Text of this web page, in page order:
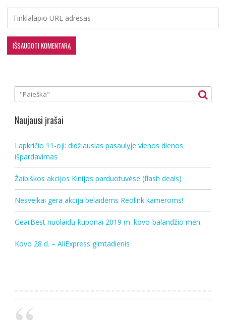
Naujausi įrašai
Lapkričio 11-oji: didžiausias pasaulyje vienos dienos
išpardavimas
Žaibiškos akcijos Kinijos parduotuvėse (flash deals)
Nesveikai gera akcija belaidėms Reolink kameroms!
GearBest nuolaidų kuponai 2019 m. kovo-balandžio mėn.
Kovo 28 d. – AliExpress gimtadienis